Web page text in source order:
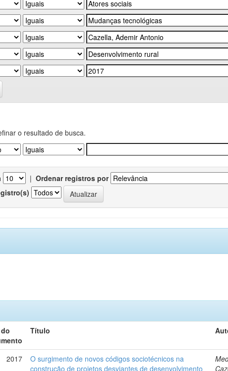
o resultado de busca.
| Ordenar registros por
Título
2017
O surgimento de novos códigos sociotécnicos na
construção de projetos desviantes de desenvolvimento